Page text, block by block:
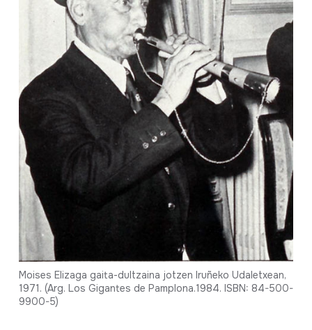
Moises Elizaga gaita-dultzaina jotzen Iruñeko Udaletxean,
1971. (Arg. Los Gigantes de Pamplona.1984. ISBN: 84-500-
9900-5)